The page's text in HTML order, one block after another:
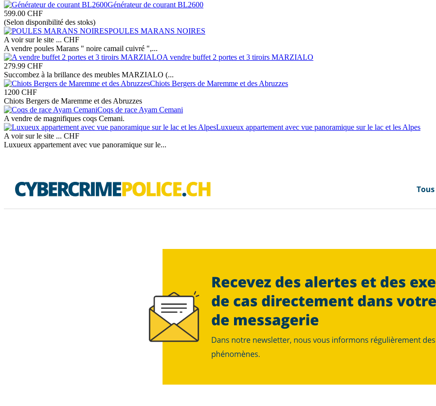
Générateur de courant BL2600
599.00 CHF
(Selon disponibilité des stoks)
POULES MARANS NOIRES
A voir sur le site ... CHF
A vendre poules Marans " noire camail cuivré ",...
A vendre buffet 2 portes et 3 tiroirs MARZIALO
279.99 CHF
Succombez à la brillance des meubles MARZIALO (...
Chiots Bergers de Maremme et des Abruzzes
1200 CHF
Chiots Bergers de Maremme et des Abruzzes
Coqs de race Ayam Cemani
A vendre de magnifiques coqs Cemani.
Luxueux appartement avec vue panoramique sur le lac et les Alpes
A voir sur le site ... CHF
Luxueux appartement avec vue panoramique sur le...